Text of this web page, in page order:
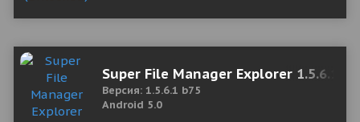
Super File Manager Explorer 1.5.6.1
Версия: 1.5.6.1 b75
Android 5.0